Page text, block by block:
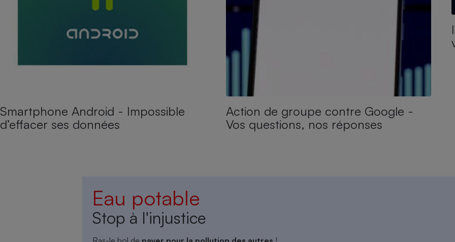
Smartphone Android - Impossible
d’effacer ses données
Action de groupe contre Google -
Vos questions, nos réponses
Eau potable
Stop à l'injustice